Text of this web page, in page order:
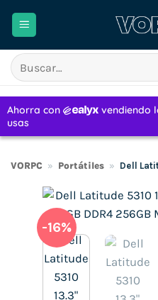
Buscar
por:
VORPC » Portátiles » Dell
-16%